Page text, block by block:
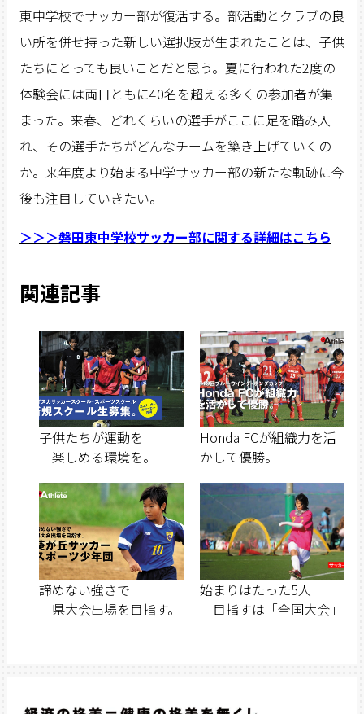
東中学校でサッカー部が復活する。部活動とクラブの良
い所を併せ持った新しい選択肢が生まれたことは、子供
たちにとっても良いことだと思う。夏に行われた2度の
体験会には両日ともに40名を超える多くの参加者が集
まった。来春、どれくらいの選手がここに足を踏み入
れ、その選手たちがどんなチームを築き上げていくの
か。来年度より始まる中学サッカー部の新たな軌跡に今
後も注目していきたい。
＞＞＞磐田東中学校サッカー部に関する詳細はこちら
関連記事
子供たちが運動を
楽しめる環境を。
Honda FCが組織力を活
かして優勝。
諦めない強さで
県大会出場を目指す。
始まりはたった5人
目指すは「全国大会」